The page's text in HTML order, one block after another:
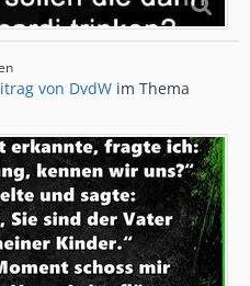
von DvdW im Thema